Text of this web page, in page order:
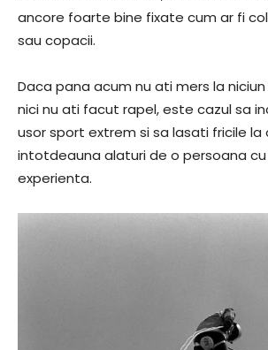
ancore foarte bine fixate cum ar fi
sau copacii.
Daca pana acum nu ati mers la
nici nu ati facut rapel, este cazul sa
usor sport extrem si sa lasati fricile la
intotdeauna alaturi de o persoana
experienta.